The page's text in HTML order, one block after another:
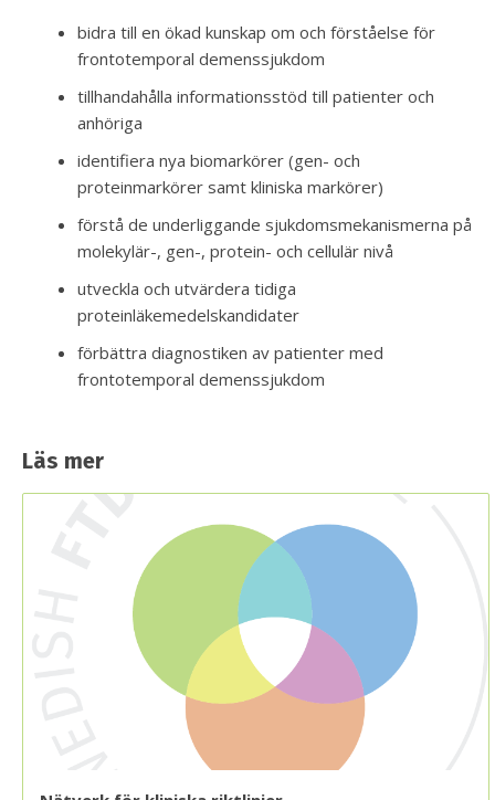
bidra till en ökad kunskap om och förståelse för
frontotemporal demenssjukdom
tillhandahålla informationsstöd till patienter och
anhöriga
identifiera nya biomarkörer (gen- och
proteinmarkörer samt kliniska markörer)
förstå de underliggande sjukdomsmekanismerna på
molekylär-, gen-, protein- och cellulär nivå
utveckla och utvärdera tidiga
proteinläkemedelskandidater
förbättra diagnostiken av patienter med
frontotemporal demenssjukdom
Läs mer